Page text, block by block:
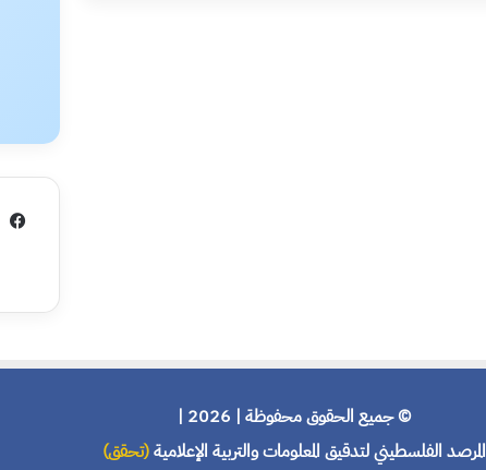
© جميع الحقوق محفوظة | 2026 |
المرصد الفلسطيني لتدقيق المعلومات والتربية الإعلامية(تحقق)